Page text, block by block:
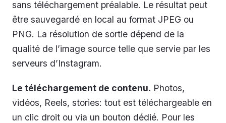
sans téléchargement préalable. Le résultat peut
être sauvegardé en local au format JPEG ou
PNG. La résolution de sortie dépend de la
qualité de l’image source telle que servie par les
serveurs d’Instagram.
Le téléchargement de contenu. Photos,
vidéos, Reels, stories: tout est téléchargeable en
un clic droit ou via un bouton dédié. Pour les